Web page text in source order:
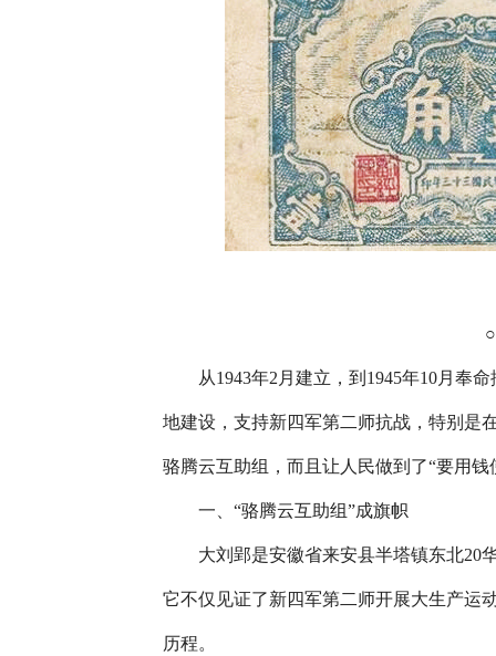
○淮
从1943年2月建立，到1945年10月奉命
地建设，支持新四军第二师抗战，特别
骆腾云互助组，而且让人民做到了“要用钱
一、“骆腾云互助组”成旗帜
大刘郢是安徽省来安县半塔镇东北20华
它不仅见证了新四军第二师开展大生产运
历程。